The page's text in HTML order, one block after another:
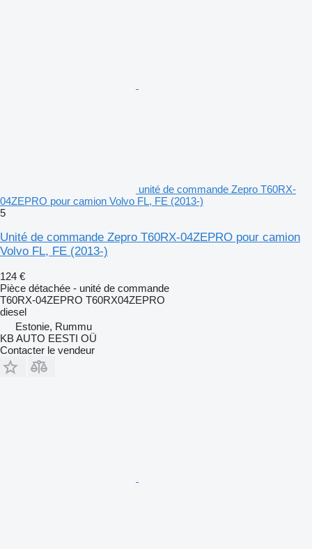
unité de commande Zepro T60RX-
04ZEPRO pour camion Volvo FL, FE (2013-)
5
Unité de commande Zepro T60RX-04ZEPRO pour camion
Volvo FL, FE (2013-)
124 €
Pièce détachée - unité de commande
T60RX-04ZEPRO T60RX04ZEPRO
diesel
Estonie, Rummu
KB AUTO EESTI OÜ
Contacter le vendeur